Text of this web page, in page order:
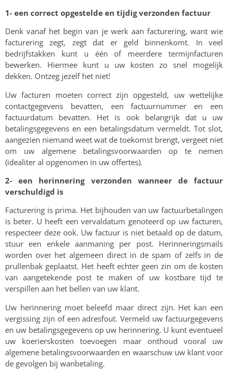
1- een correct opgestelde en tijdig verzonden factuur
Denk vanaf het begin van je werk aan facturering, want wie
facturering zegt, zegt dat er geld binnenkomt. In veel
bedrijfstakken kunt u één of meerdere termijnfacturen
bewerken. Hiermee kunt u uw kosten zo snel mogelijk
dekken. Ontzeg jezelf het niet!
Uw facturen moeten correct zijn opgesteld, uw wettelijke
contactgegevens bevatten, een factuurnummer en een
factuurdatum bevatten. Het is ook belangrijk dat u uw
betalingsgegevens en een betalingsdatum vermeldt. Tot slot,
aangezien niemand weet wat de toekomst brengt, vergeet niet
om uw algemene betalingsvoorwaarden op te nemen
(idealiter al opgenomen in uw offertes).
2- een herinnering verzonden wanneer de factuur
verschuldigd is
Facturering is prima. Het bijhouden van uw factuurbetalingen
is beter. U heeft een vervaldatum genoteerd op uw facturen,
respecteer deze ook. Uw factuur is niet betaald op de datum,
stuur een enkele aanmaning per post. Herinneringsmails
worden over het algemeen direct in de spam of zelfs in de
prullenbak geplaatst. Het heeft echter geen zin om de kosten
van aangetekende post te maken of uw kostbare tijd te
verspillen aan het bellen van uw klant.
Uw herinnering moet beleefd maar direct zijn. Het kan een
vergissing zijn of een adresfout. Vermeld uw factuurgegevens
en uw betalingsgegevens op uw herinnering. U kunt eventueel
uw koerierskosten toevoegen maar onthoud vooral uw
algemene betalingsvoorwaarden en waarschuw uw klant voor
de gevolgen bij wanbetaling.